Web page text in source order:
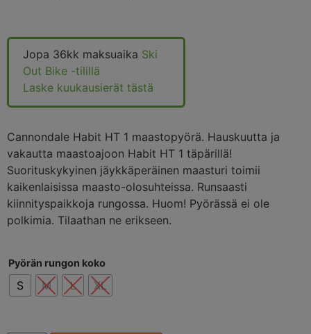
Jopa 36kk maksuaika Ski
Out Bike -tilillä
Laske kuukausierät tästä
Cannondale Habit HT 1 maastopyörä. Hauskuutta ja
vakautta maastoajoon Habit HT 1 täpärillä!
Suorituskykyinen jäykkäperäinen maasturi toimii
kaikenlaisissa maasto-olosuhteissa. Runsaasti
kiinnityspaikkoja rungossa. Huom! Pyörässä ei ole
polkimia. Tilaathan ne erikseen.
Pyörän rungon koko
S M L XL